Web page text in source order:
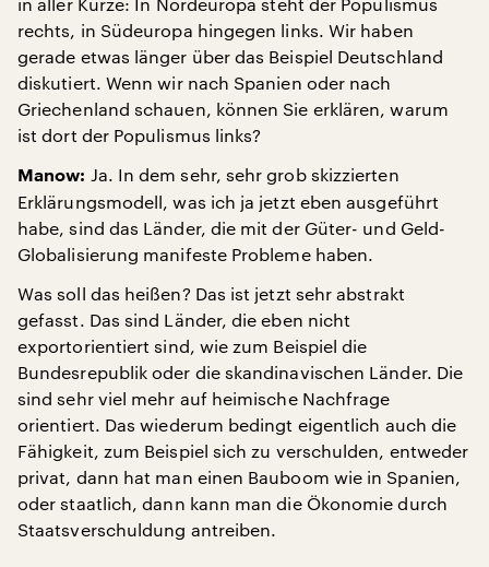
rechts, in Südeuropa hingegen links. Wir haben
gerade etwas länger über das Beispiel Deutschland
diskutiert. Wenn wir nach Spanien oder nach
Griechenland schauen, können Sie erklären, warum
ist dort der Populismus links?
Manow: Ja. In dem sehr, sehr grob skizzierten
Erklärungsmodell, was ich ja jetzt eben ausgeführt
habe, sind das Länder, die mit der Güter- und Geld-
Globalisierung manifeste Probleme haben.
Was soll das heißen? Das ist jetzt sehr abstrakt
gefasst. Das sind Länder, die eben nicht
exportorientiert sind, wie zum Beispiel die
Bundesrepublik oder die skandinavischen Länder. Die
sind sehr viel mehr auf heimische Nachfrage
orientiert. Das wiederum bedingt eigentlich auch die
Fähigkeit, zum Beispiel sich zu verschulden, entweder
privat, dann hat man einen Bauboom wie in Spanien,
oder staatlich, dann kann man die Ökonomie durch
Staatsverschuldung antreiben.